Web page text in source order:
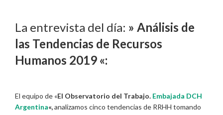
La entrevista del día: » Análisis de
las Tendencias de Recursos
Humanos 2019 «:
El equipo de «El Observatorio del Trabajo. Embajada DCH
Argentina«,analizamos cinco tendencias de RRHH tomando